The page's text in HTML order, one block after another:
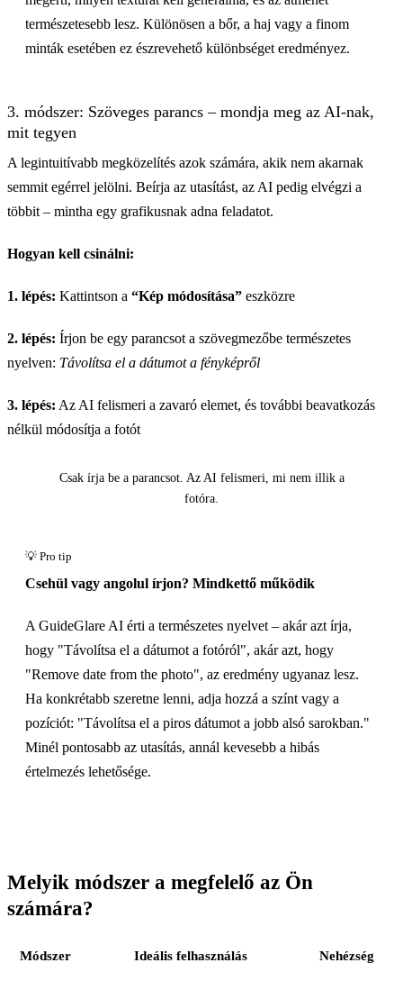
természetesebb lesz. Különösen a bőr, a haj vagy a finom
minták esetében ez észrevehető különbséget eredményez.
3. módszer: Szöveges parancs – mondja meg az AI-nak,
mit tegyen
A legintuitívabb megközelítés azok számára, akik nem akarnak
semmit egérrel jelölni. Beírja az utasítást, az AI pedig elvégzi a
többit – mintha egy grafikusnak adna feladatot.
Hogyan kell csinálni:
1. lépés: Kattintson a “Kép módosítása” eszközre
2. lépés: Írjon be egy parancsot a szövegmezőbe természetes
nyelven: Távolítsa el a dátumot a fényképről
3. lépés: Az AI felismeri a zavaró elemet, és további beavatkozás
nélkül módosítja a fotót
Előtte
Csak írja be a parancsot. Az AI felismeri, mi nem illik a
fotóra.
Csehül vagy angolul írjon? Mindkettő működik
A GuideGlare AI érti a természetes nyelvet – akár azt írja,
hogy "Távolítsa el a dátumot a fotóról", akár azt, hogy
"Remove date from the photo", az eredmény ugyanaz lesz.
Ha konkrétabb szeretne lenni, adja hozzá a színt vagy a
pozíciót: "Távolítsa el a piros dátumot a jobb alsó sarokban."
Minél pontosabb az utasítás, annál kevesebb a hibás
értelmezés lehetősége.
Melyik módszer a megfelelő az Ön
számára?
Módszer Ideális felhasználás Nehézség